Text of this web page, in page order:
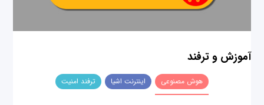
آموزش و ترفند
هوش مصنوعی اینترنت اشیا ترفند امنیت